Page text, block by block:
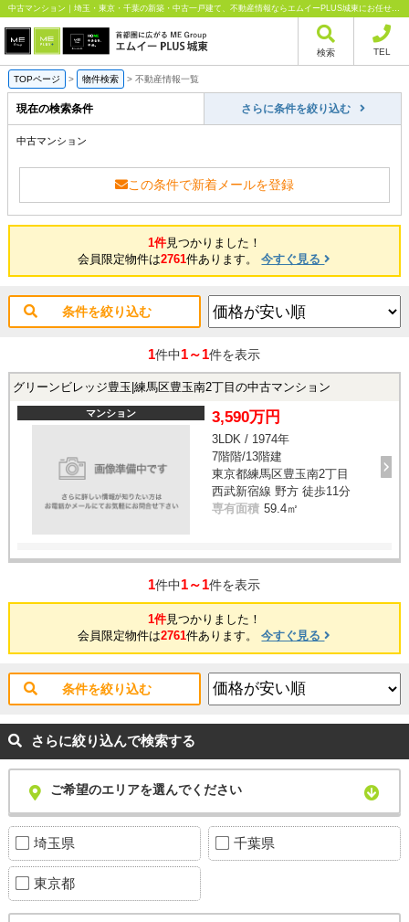
中古マンション｜埼玉・東京・千葉の新築・中古一戸建て、不動産情報ならエムイーPLUS城東にお任せください
検索 TEL
TOPページ > 物件検索 > 不動産情報一覧
現在の検索条件 さらに条件を絞り込む
中古マンション
この条件で新着メールを登録
1件見つかりました！
会員限定物件は2761件あります。今すぐ見る
条件を絞り込む
1件中1～1件を表示
グリーンビレッジ豊玉|練馬区豊玉南2丁目の中古マンション
マンション 3,590万円
3LDK / 1974年
7階階/13階建
東京都練馬区豊玉南2丁目
西武新宿線 野方 徒歩11分
専有面積 59.4㎡
1件中1～1件を表示
1件見つかりました！
会員限定物件は2761件あります。今すぐ見る
条件を絞り込む
さらに絞り込んで検索する
ご希望のエリアを選んでください
埼玉県 千葉県
東京都